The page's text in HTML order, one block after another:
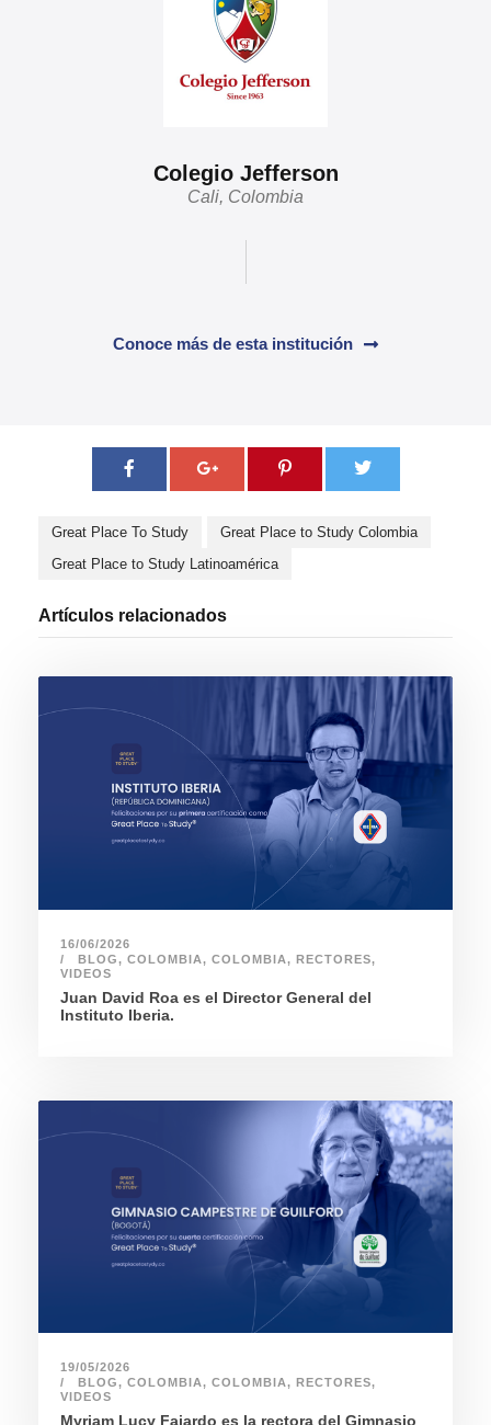
Colegio Jefferson
Cali, Colombia
Conoce más de esta institución
Great Place To Study
Great Place to Study Colombia
Great Place to Study Latinoamérica
Artículos relacionados
16/06/2026
BLOG, COLOMBIA, COLOMBIA, RECTORES,
VIDEOS
Juan David Roa es el Director General del
Instituto Iberia.
19/05/2026
BLOG, COLOMBIA, COLOMBIA, RECTORES,
VIDEOS
Myriam Lucy Fajardo es la rectora del Gimnasio